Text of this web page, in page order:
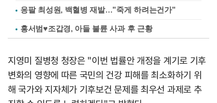
응팔 최성원, 백혈병 재발…"죽게 하려는건가"
홍서범♥조갑경, 아들 불륜 사과 후 근황
지영미 질병청 청장은 "이번 법률안 개정을 계기로 기후
변화의 영향에 따른 국민의 건강 피해를 최소화하기 위
해 국가와 지자체가 기후보건 문제를 최우선 과제로 추